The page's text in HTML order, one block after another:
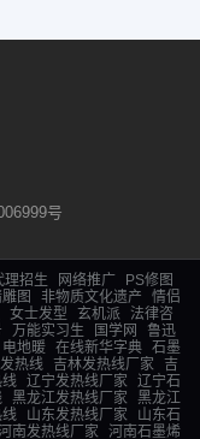
号
理招生 网络推广
PS修图
图 非物质文化遗产
情侣
女士发型 玄机派
法律咨
万能实习生 国学网
鲁迅
电地暖 在线新华字典 石墨
热线 吉林发热线厂家
吉
辽宁发热线厂家
辽宁石
黑龙江发热线厂家
黑龙江
山东发热线厂家
山东石
南发热线厂家 河南石墨烯